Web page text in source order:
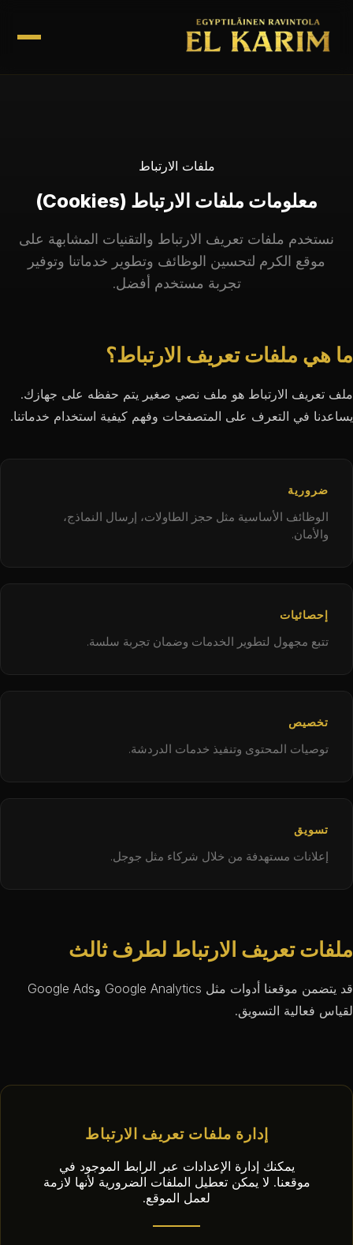
ملفات الارتباط
معلومات ملفات الارتباط (Cookies)
نستخدم ملفات تعريف الارتباط والتقنيات المشابهة على
موقع الكرم لتحسين الوظائف وتطوير خدماتنا وتوفير
تجربة مستخدم أفضل.
ما هي ملفات تعريف الارتباط؟
ملف تعريف الارتباط هو ملف نصي صغير يتم حفظه على جهازك.
يساعدنا في التعرف على المتصفحات وفهم كيفية استخدام خدماتنا.
ضرورية
الوظائف الأساسية مثل حجز الطاولات، إرسال النماذج،
والأمان.
إحصائيات
تتبع مجهول لتطوير الخدمات وضمان تجربة سلسة.
تخصيص
توصيات المحتوى وتنفيذ خدمات الدردشة.
تسويق
إعلانات مستهدفة من خلال شركاء مثل جوجل.
ملفات تعريف الارتباط لطرف ثالث
قد يتضمن موقعنا أدوات مثل Google Analytics وGoogle Ads
لقياس فعالية التسويق.
إدارة ملفات تعريف الارتباط
يمكنك إدارة الإعدادات عبر الرابط الموجود في
موقعنا. لا يمكن تعطيل الملفات الضرورية لأنها لازمة
لعمل الموقع.